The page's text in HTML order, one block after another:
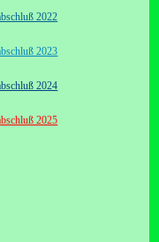
2022
2023
2024
2025